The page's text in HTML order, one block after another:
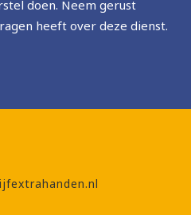
doen. Neem gerust
heeft over deze dienst.